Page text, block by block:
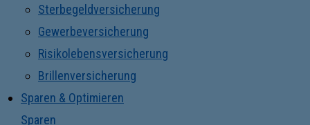
Sterbegeldversicherung
Gewerbeversicherung
Risikolebensversicherung
Brillenversicherung
Sparen & Optimieren
Sparen